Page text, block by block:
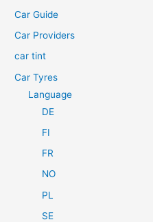
r
:
Car Guide
Car Providers
car tint
Car Tyres
Language
DE
FI
FR
NO
PL
SE